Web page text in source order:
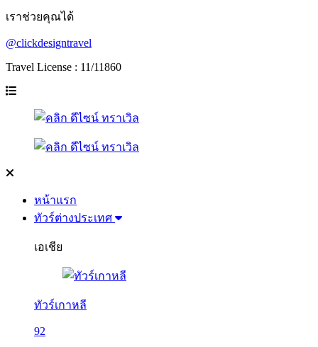
เราช่วยคุณได้
@clickdesigntravel
Travel License : 11/11860
หน้าแรก
ทัวร์ต่างประเทศ
เอเชีย
ทัวร์เกาหลี
92